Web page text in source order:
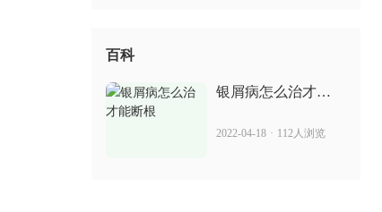
百科
银屑病怎么治才能
2022-04-18 · 112人浏览